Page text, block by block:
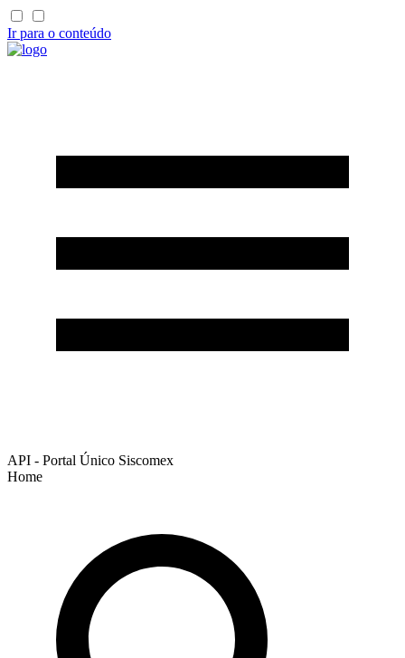
Ir para o conteúdo
API - Portal Único Siscomex
Home